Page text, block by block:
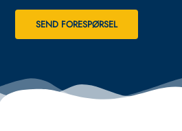
SEND FORESPØRSEL